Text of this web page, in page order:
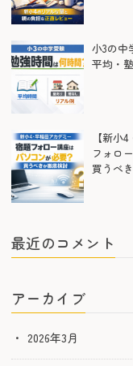
小3の中
平均・
【新小
フォロ
買うべ
最近のコメント
アーカイブ
2026年3月